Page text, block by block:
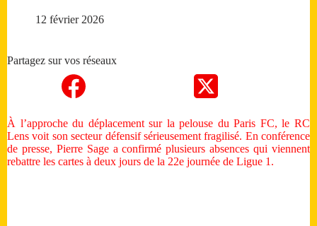
12 février 2026
Partagez sur vos réseaux
À l’approche du déplacement sur la pelouse du Paris FC, le RC
Lens voit son secteur défensif sérieusement fragilisé. En conférence
de presse, Pierre Sage a confirmé plusieurs absences qui viennent
rebattre les cartes à deux jours de la 22e journée de Ligue 1.